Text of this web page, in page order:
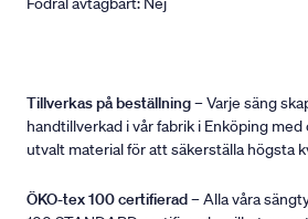
Tillverkas på beställning– Varje säng
handtillverkad i vår fabrik i Enköping
utvalt material för att säkerställa högsta
ÖKO-tex 100 certifierad– Alla våra